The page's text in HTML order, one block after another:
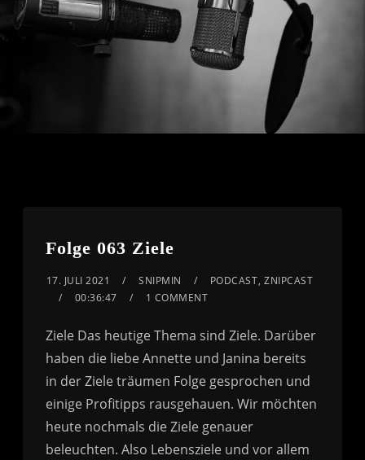
Folge 063 Ziele
17. JULI 2021 SNIPMIN PODCAST,ZNIPCAST
00:36:47
1 COMMENT
Ziele Das heutige Thema sind Ziele. Darüber
haben die liebe Annette und Janina bereits
in der Ziele träumen Folge gesprochen und
einige Profitipps rausgehauen. Wir möchten
heute nochmals die Ziele genauer
beleuchten. Also Lebensziele und vor allem